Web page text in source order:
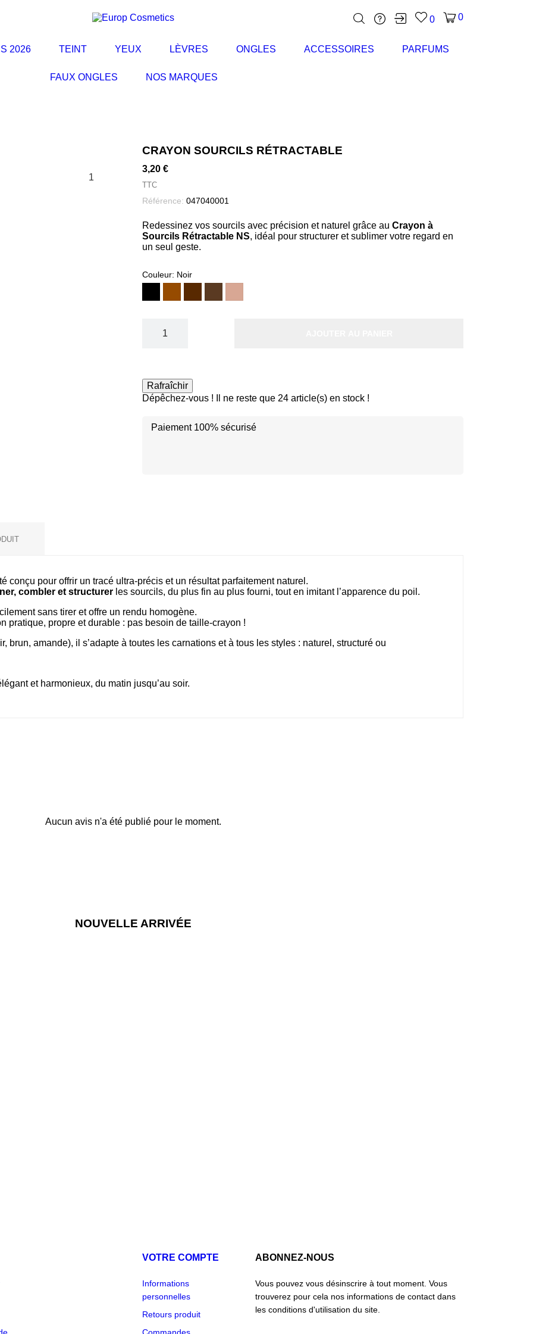
0 0
2026 TEINT YEUX LÈVRES ONGLES ACCESSOIRES PARFUMS
FAUX ONGLES NOS MARQUES
1
CRAYON SOURCILS RÉTRACTABLE
3,20 €
TTC
Référence: 047040001
Redessinez vos sourcils avec précision et naturel grâce au Crayon à
Sourcils Rétractable NS, idéal pour structurer et sublimer votre regard en
un seul geste.
Couleur: Noir
Brun Chocolat
Amande
Dépêchez-vous ! Il ne reste que 24 article(s) en stock !
Paiement 100% sécurisé
conçu pour offrir un tracé ultra-précis et un résultat parfaitement naturel.
combler et structurer les sourcils, du plus fin au plus fourni, tout en imitant l’apparence du poil.
sans tirer et offre un rendu homogène.
pratique, propre et durable : pas besoin de taille-crayon !
brun, amande), il s’adapte à toutes les carnations et à tous les styles : naturel, structuré ou
et harmonieux, du matin jusqu’au soir.
Aucun avis n'a été publié pour le moment.
NOUVELLE ARRIVÉE
VOTRE COMPTE
Informations
personnelles
Retours produit
ABONNEZ-NOUS
Vous pouvez vous désinscrire à tout moment. Vous
trouverez pour cela nos informations de contact dans
les conditions d'utilisation du site.